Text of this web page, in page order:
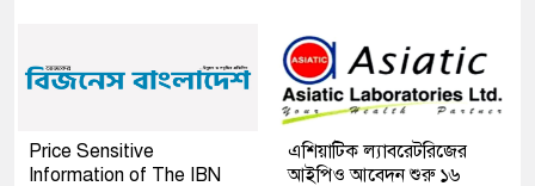
Price Sensitive
Information of The IBN
এশিয়াটিক ল্যাবরেটরিজের
আইপিও আবেদন শুরু ১৬